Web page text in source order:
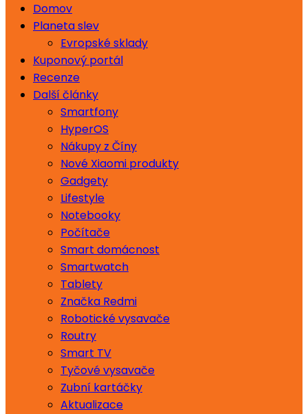
Domov
Planeta slev
Evropské sklady
Kuponový portál
Recenze
Další články
Smartfony
HyperOS
Nákupy z Číny
Nové Xiaomi produkty
Gadgety
Lifestyle
Notebooky
Počítače
Smart domácnost
Smartwatch
Tablety
Značka Redmi
Robotické vysavače
Routry
Smart TV
Tyčové vysavače
Zubní kartáčky
Aktualizace